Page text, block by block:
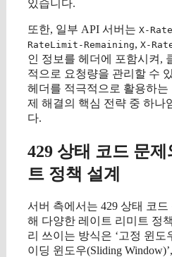
있습니다.
또한, 일부 API 서버는 X-
RateLimit-Remaining, X-
인 정보를 헤더에 포함시켜,
적으로 요청량을 관리할 수
헤더를 적극적으로 활용하는
제 해결의 핵심 전략 중 하나
다.
429 상태 코드 문제
트 정책 설계
서버 측에서는 429 상태 코
해 다양한 레이트 리미트 정
리 쓰이는 방식은 ‘고정 윈도
이딩 윈도우(Sliding